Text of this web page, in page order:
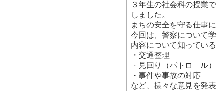
３年生の社会科の授業
しました。
まちの安全を守る仕事
今回は、警察について
内容について知ってい
・交通整理
・見回り（パトロール）
・事件や事故の対応
など、様々な意見を発